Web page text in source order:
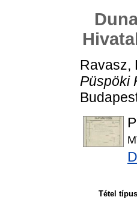
Ravasz,
Püspöki
Tétel